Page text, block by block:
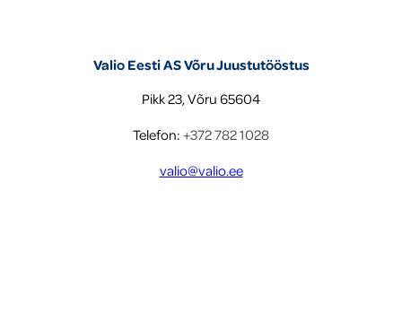
Valio Eesti AS Võru Juustutööstus
Pikk 23, Võru 65604
Telefon: +372 782 1028
valio@valio.ee